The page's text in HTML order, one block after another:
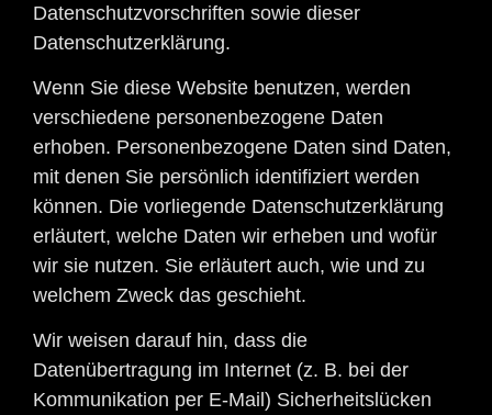
Datenschutzvorschriften sowie dieser
Datenschutzerklärung.
Wenn Sie diese Website benutzen, werden
verschiedene personenbezogene Daten
erhoben. Personenbezogene Daten sind Daten,
mit denen Sie persönlich identifiziert werden
können. Die vorliegende Datenschutzerklärung
erläutert, welche Daten wir erheben und wofür
wir sie nutzen. Sie erläutert auch, wie und zu
welchem Zweck das geschieht.
Wir weisen darauf hin, dass die
Datenübertragung im Internet (z. B. bei der
Kommunikation per E-Mail) Sicherheitslücken